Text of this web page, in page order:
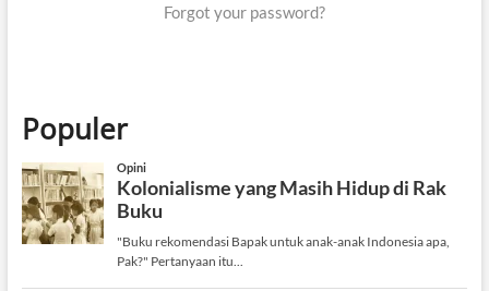
Forgot your password?
Populer